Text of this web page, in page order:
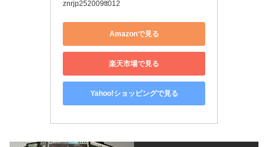
znrjp252009tt012
Amazonで見る
楽天市場で見る
Yahoo!ショッピングで見る